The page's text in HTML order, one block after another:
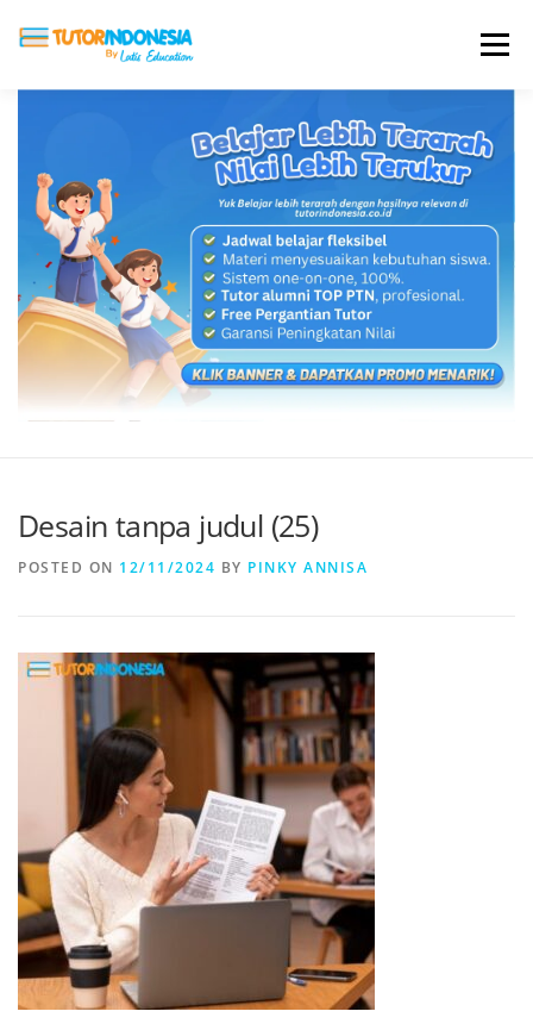
Menu
ABOUT US JADI PENGAJAR
BIAYA LES TESTIMONI PROFIL ALUMNI
BLOG DAFTAR SEKOLAH
Desain tanpa judul (25)
POSTED ON 12/11/2024 BY PINKY ANNISA